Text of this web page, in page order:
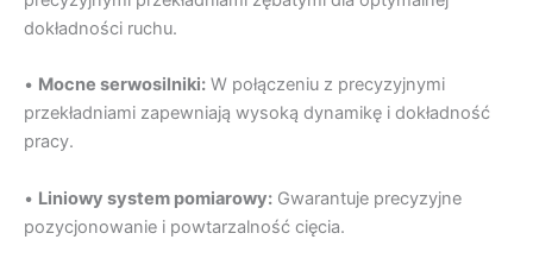
dokładności ruchu.
• Mocne serwosilniki: W połączeniu z precyzyjnymi
przekładniami zapewniają wysoką dynamikę i dokładność
pracy.
• Liniowy system pomiarowy: Gwarantuje precyzyjne
pozycjonowanie i powtarzalność cięcia.